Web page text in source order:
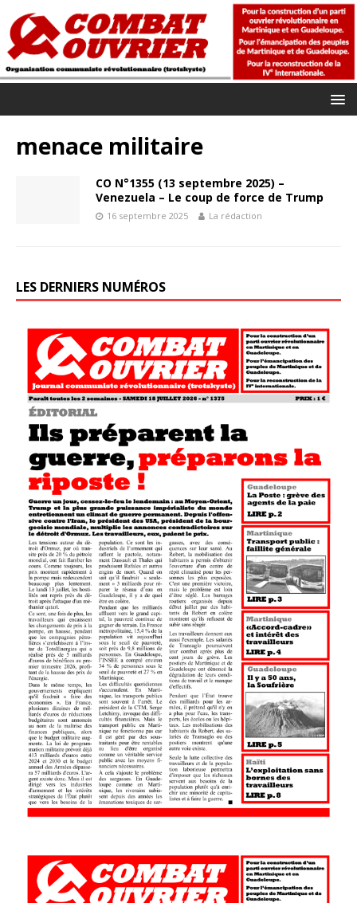
menace militaire
CO N°1355 (13 septembre 2025) –
Venezuela – Le coup de force de Trump
16 septembre 2025 La rédaction
LES DERNIERS NUMÉROS